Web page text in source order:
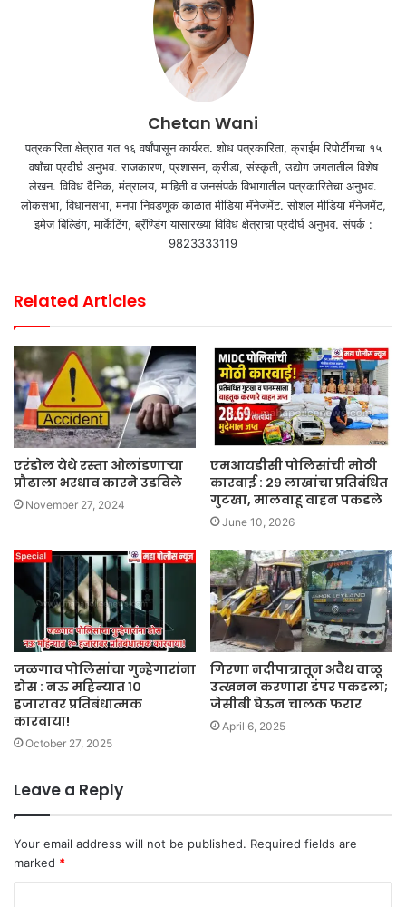
Chetan Wani
पत्रकारिता क्षेत्रात गत १६ वर्षांपासून कार्यरत. शोध पत्रकारिता, क्राईम रिपोर्टींगचा १५
वर्षांचा प्रदीर्घ अनुभव. राजकारण, प्रशासन, क्रीडा, संस्कृती, उद्योग जगतातील विशेष
लेखन. विविध दैनिक, मंत्रालय, माहिती व जनसंपर्क विभागातील पत्रकारितेचा अनुभव.
लोकसभा, विधानसभा, मनपा निवडणूक काळात मीडिया मॅनेजमेंट. सोशल मीडिया मॅनेजमेंट,
इमेज बिल्डिंग, मार्केटिंग, ब्रॅण्डिंग यासारख्या विविध क्षेत्राचा प्रदीर्घ अनुभव. संपर्क :
9823333119
Related Articles
एरंडोल येथे रस्ता ओलांडणाऱ्या
प्रौढाला भरधाव कारने उडविले
November 27, 2024
एमआयडीसी पोलिसांची मोठी
कारवाई : २९ लाखांचा प्रतिबंधित
गुटखा, मालवाहू वाहन पकडले
June 10, 2026
जळगाव पोलिसांचा गुन्हेगारांना
डोस : नऊ महिन्यात १०
हजारावर प्रतिबंधात्मक
कारवाया!
October 27, 2025
गिरणा नदीपात्रातून अवैध वाळू
उत्खनन करणारा डंपर पकडला;
जेसीबी घेऊन चालक फरार
April 6, 2025
Leave a Reply
Your email address will not be published. Required fields are
marked *